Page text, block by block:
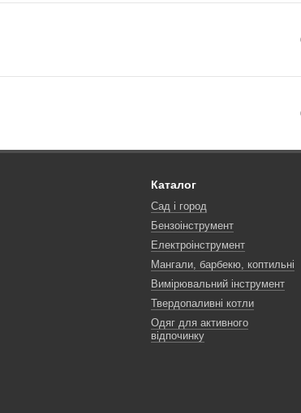
Каталог
Сад і город
Бензоінструмент
Електроінструмент
Мангали, барбекю, коптильні
Вимірювальний інструмент
Твердопаливні котли
Одяг для активного
відпочинку